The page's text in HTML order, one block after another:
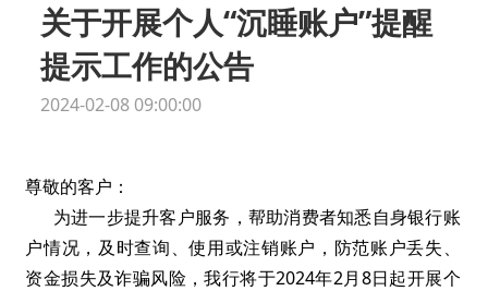
关于开展个人“沉睡账户”提醒
提示工作的公告
2024-02-08 09:00:00
尊敬的客户：
为进一步提升客户服务，帮助消费者知悉自身银行账
户情况，及时查询、使用或注销账户，防范账户丢失、
资金损失及诈骗风险，我行将于2024年2月8日起开展个